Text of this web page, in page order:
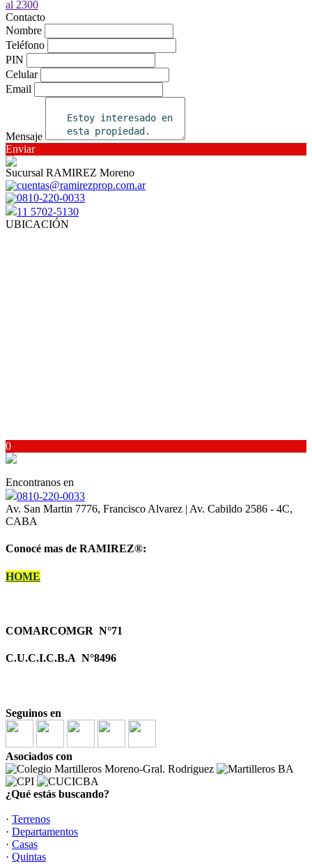
Contacto
Nombre
Teléfono
PIN
Celular
Email
Mensaje
Enviar
Sucursal RAMIREZ Moreno
cuentas@ramirezprop.com.ar
0810-220-0033
11 5702-5130
UBICACIÓN
0
Encontranos en
0810-220-0033
Av. San Martin 7776, Francisco Alvarez | Av. Cabildo 2586 - 4C,
CABA
Conocé mas de RAMIREZ®:
HOME
COMARCOMGR N°71
C.U.C.I.C.B.A N°8496
Seguinos en
Asociados con
¿Qué estás buscando?
· Terrenos
· Departamentos
· Casas
· Quintas